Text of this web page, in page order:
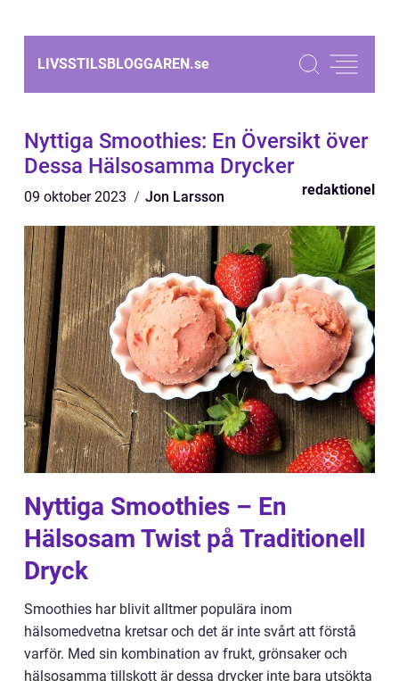
LIVSSTILSBLOGGAREN.se
Nyttiga Smoothies: En Översikt över
Dessa Hälsosamma Drycker
09 oktober 2023 Jon Larsson redaktionel
Nyttiga Smoothies – En
Hälsosam Twist på Traditionell
Dryck
Smoothies har blivit alltmer populära inom
hälsomedvetna kretsar och det är inte svårt att förstå
varför. Med sin kombination av frukt, grönsaker och
hälsosamma tillskott är dessa drycker inte bara utsökta